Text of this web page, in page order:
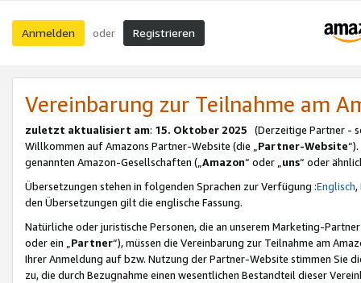
Anmelden oder Registrieren
Vereinbarung zur Teilnahme am
zuletzt aktualisiert am: 15. Oktober 2025 (Derzeitige Partner -
Willkommen auf Amazons Partner-Website (die „Partner-Website
genannten Amazon-Gesellschaften („Amazon“ oder „uns“ oder
Übersetzungen stehen in folgenden Sprachen zur Verfügung :Englisch,
den Übersetzungen gilt die englische Fassung.
Natürliche oder juristische Personen, die an unserem Marketing-
oder ein „Partner“), müssen die Vereinbarung zur Teilnahme am
Ihrer Anmeldung auf bzw. Nutzung der Partner-Website stimmen Sie
zu, die durch Bezugnahme einen wesentlichen Bestandteil dieser